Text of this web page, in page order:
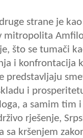
strane je
mitropolita
što se tumači
i konfrontacija
predstavljaju
i
a samim tim
rješenje,
sa kršenjem